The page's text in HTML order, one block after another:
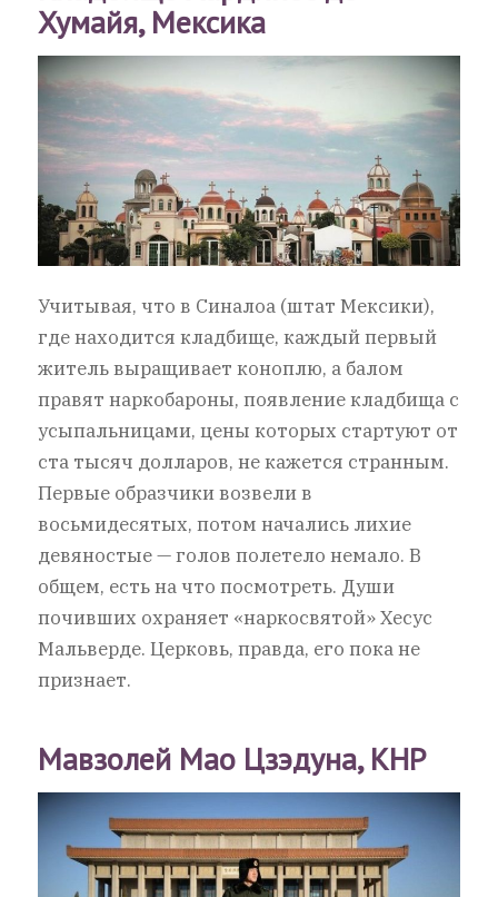
Хумайя, Мексика
Учитывая, что в Синалоа (штат Мексики),
где находится кладбище, каждый первый
житель выращивает коноплю, а балом
правят наркобароны, появление кладбища с
усыпальницами, цены которых стартуют от
ста тысяч долларов, не кажется странным.
Первые образчики возвели в
восьмидесятых, потом начались лихие
девяностые — голов полетело немало. В
общем, есть на что посмотреть. Души
почивших охраняет «наркосвятой» Хесус
Мальверде. Церковь, правда, его пока не
признает.
Мавзолей Мао Цзэдуна, КНР